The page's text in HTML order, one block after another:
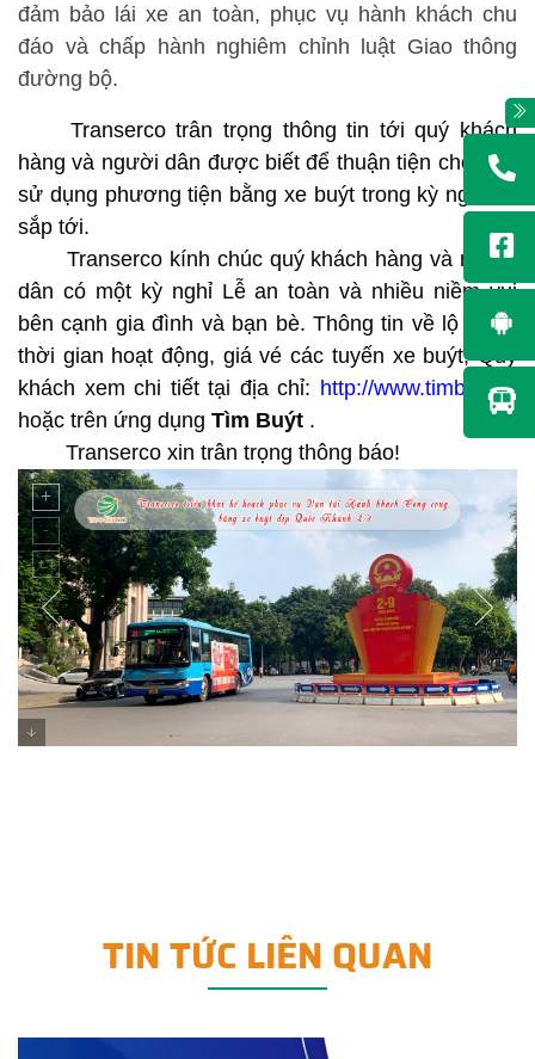
đảm bảo lái xe an toàn, phục vụ hành khách chu
đáo và chấp hành nghiêm chỉnh luật Giao thông
đường bộ.
Transerco trân trọng thông tin tới quý khách
hàng và người dân được biết để thuận tiện cho việc
sử dụng phương tiện bằng xe buýt trong kỳ nghỉ Lễ
sắp tới.
Transerco kính chúc quý khách hàng và người
dân có một kỳ nghỉ Lễ an toàn và nhiều niềm vui
bên cạnh gia đình và bạn bè. Thông tin về lộ trình,
thời gian hoạt động, giá vé các tuyến xe buýt, Quý
khách xem chi tiết tại địa chỉ: http://www.timbus.vn
hoặc trên ứng dụng Tìm Buýt .
Transerco xin trân trọng thông báo!
TIN TỨC LIÊN QUAN